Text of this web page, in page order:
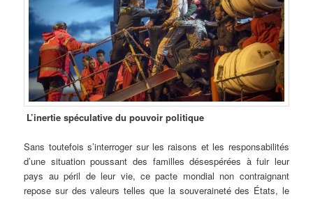
L’inertie spéculative du pouvoir politique
Sans toutefois s’interroger sur les raisons et les responsabilités
d’une situation poussant des familles désespérées à fuir leur
pays au péril de leur vie, ce pacte mondial non contraignant
repose sur des valeurs telles que la souveraineté des États, le